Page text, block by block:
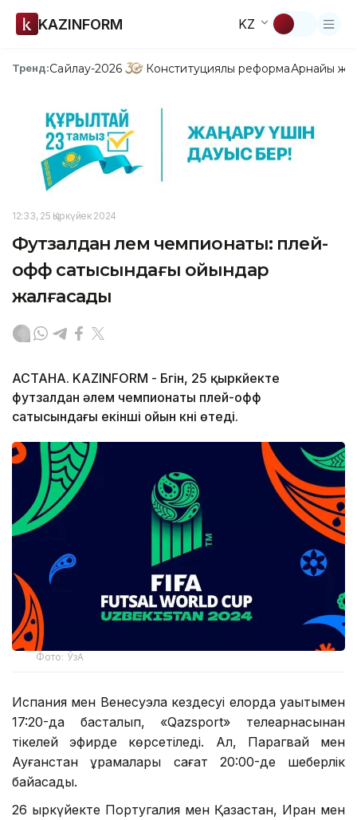
KAZINFORM KZ
Тренд:Сайлау-2026 Конституциялық реформаАрнайы
12:33, 25 Қыркүйек 2024
Футзалдан әлем чемпионаты: плей-
офф сатысындағы ойындар
жалғасады
АСТАНА. KAZINFORM - Бүгін, 25 қыркүйекте
футзалдан әлем чемпионаты плей-офф
сатысындағы екінші ойын күні өтеді.
Фото: ЎзА
Испания мен Венесуэла кездесуі елорда уақытымен
17:20-да басталып, «Qazsport» телеарнасынан
тікелей эфирде көрсетіледі. Ал, Парагвай мен
Ауғанстан құрамалары сағат 20:00-де шеберлік
байқасады.
26 қыркүйекте Португалия мен Қазақстан, Иран мен